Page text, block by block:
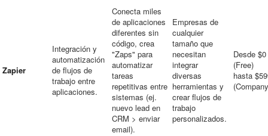
Zapier
Integración y
automatización
de flujos de
trabajo entre
aplicaciones.
Conecta miles
de aplicaciones
diferentes sin
código, crea
"Zaps" para
automatizar
tareas
repetitivas entre
sistemas (ej.
nuevo lead en
CRM > enviar
email).
Empresas de
cualquier
tamaño que
necesitan
integrar
diversas
herramientas y
crear flujos de
trabajo
personalizados.
Desde $0
(Free)
hasta